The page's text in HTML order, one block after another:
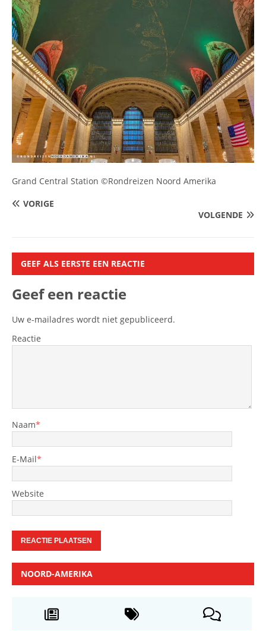
Grand Central Station ©Rondreizen Noord Amerika
VORIGE
VOLGENDE
GEEF ALS EERSTE EEN REACTIE
Geef een reactie
Uw e-mailadres wordt niet gepubliceerd.
Reactie
Naam*
E-Mail*
Website
NOORD-AMERIKA